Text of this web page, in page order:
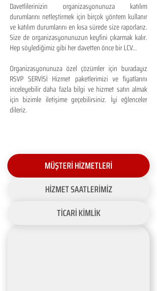
Davetlilerinizin organizasyonunuza katılım
durumlarını netleştirmek için birçok yöntem kullanır
ve katılım durumlarını en kısa sürede size raporlarız.
Size de organizasyonunuzun keyfini çıkarmak kalır.
Hep söylediğimiz gibi her davetten önce bir LCV...
Organizasyonunuza özel çözümler için buradayız
RSVP SERVİSİ Hizmet paketlerimizi ve fiyatlarını
inceleyebilir daha fazla bilgi ve hizmet satın almak
için bizimle iletişime geçebilirsiniz. İyi eğlenceler
dileriz.
MÜŞTERİ HİZMETLERİ
HİZMET SAATLERİMİZ
TİCARİ KİMLİK